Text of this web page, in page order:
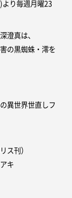
り毎週月曜23
澄真は、
の黒蜘蛛・澪を
異世界世直しフ
ス刊）
キ